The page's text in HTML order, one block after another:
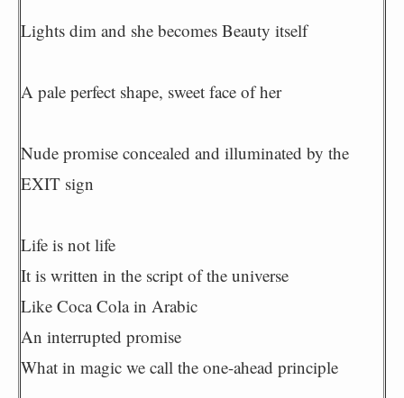
Lights dim and she becomes Beauty itself
A pale perfect shape, sweet face of her
Nude promise concealed and illuminated by the
EXIT sign
Life is not life
It is written in the script of the universe
Like Coca Cola in Arabic
An interrupted promise
What in magic we call the one-ahead principle